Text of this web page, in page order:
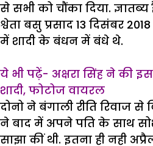
से सभी को चौंका दिया.
श्वेता बसु प्रसाद 13 दिसंबर
में शादी के बंधन में बंधे थे.
ये भी पढ़ें- अक्षरा सिंह ने की
शादी, फोटोज वायरल
दोनो ने बंगाली रीति रिवाज से
ने बाद में अपने पति के साथ
साझा कीं थी. इतना ही नही